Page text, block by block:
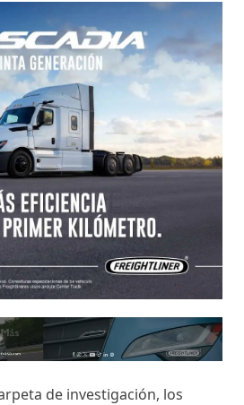
de investigación, los